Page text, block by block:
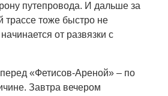
путепровода. И дальше за
трассе тоже быстро не
от развязки с
«Фетисов-Ареной» – по
Завтра вечером